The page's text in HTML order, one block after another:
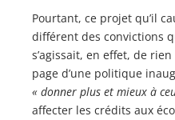
Pourtant, ce projet qu’il
différent des convictions
s’agissait, en effet, de
page d’une politique
« donner plus et mieux à
affecter les crédits aux